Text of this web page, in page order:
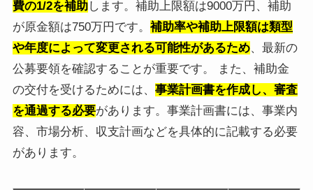
費の1/2を補助します。補助上限額は9000万円、補助
が原金額は750万円です。 補助率や補助上限額は類型
や年度によって変更される可能性があるため、最新の
公募要領を確認することが重要です。 また、補助金
の交付を受けるためには、 事業計画書を作成し、審査
を通過する必要があります。事業計画書には、事業内
容、市場分析、収支計画などを具体的に記載する必要
があります。